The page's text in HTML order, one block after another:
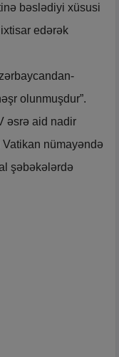
bəslədiyi xüsusi
edərək
olunmuşdur”.
əsrə aid nadir
nümayəndə
şəbəkələrdə